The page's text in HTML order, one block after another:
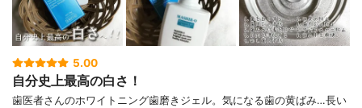
味剤：1-メントール、ハッカ油、溶剤：エ
タノール、無水エタノール、防腐剤；フェ
ノキシエタノール
5.00
自分史上最高の白さ！
歯医者さんのホワイトニング歯磨きジェル。気になる歯の黄ばみ…長い